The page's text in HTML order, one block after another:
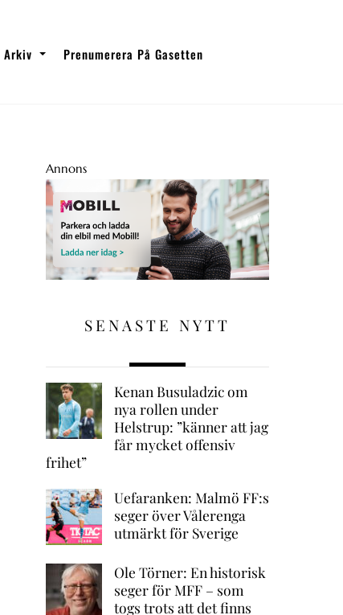
Arkiv Prenumerera På Gasetten
Annons
SENASTE NYTT
Kenan Busuladzic om
nya rollen under
Helstrup: ”känner att jag
får mycket offensiv
frihet”
Uefaranken: Malmö FF:s
seger över Vålerenga
utmärkt för Sverige
Ole Törner: En historisk
seger för MFF – som
togs trots att det finns